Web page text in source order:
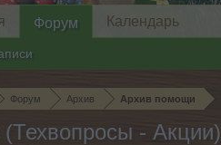
Форум Архив Архив помощи
- Акции)
Форум Календарь